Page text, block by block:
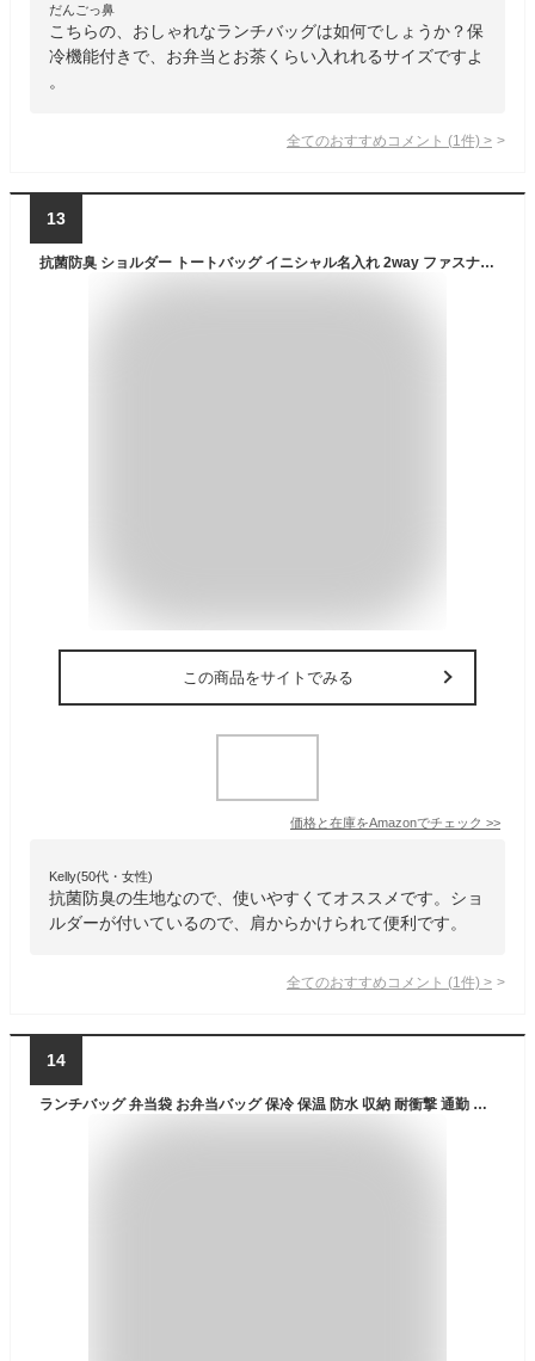
だんごっ鼻
こちらの、おしゃれなランチバッグは如何でしょうか？保
冷機能付きで、お弁当とお茶くらい入れれるサイズですよ
。
全てのおすすめコメント (1 件) >
13
抗菌防臭 ショルダー トートバッグ イニシャル名入れ 2way ファスナー キャンバス 斜めがけ 肩掛け ママバッグ おしゃれ エコバッグ ランチバッグ (【バッグカラー：レッド】＆【スマイルブラック】)
この商品をサイトでみる
価格と在庫をAmazonでチェック >>
Kelly(50代・女性)
抗菌防臭の生地なので、使いやすくてオススメです。ショ
ルダーが付いているので、肩からかけられて便利です。
全てのおすすめコメント (1 件) >
14
ランチバッグ 弁当袋 お弁当バッグ 保冷 保温 防水 収納 耐衝撃 通勤 通校 旅行 子供用 メンズ レディース(ブルー)